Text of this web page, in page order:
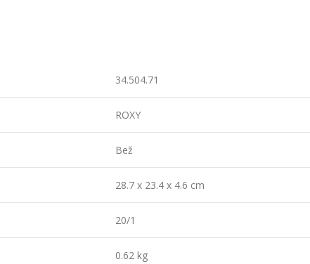
34.504.71
ROXY
Bež
28.7 x 23.4 x 4.6 cm
20/1
0.62 kg